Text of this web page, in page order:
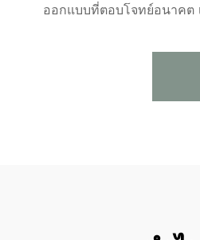
ออกแบบที่ตอบโจทย์อนาคต